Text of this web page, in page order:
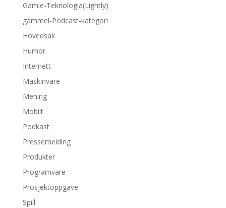
Gamle-Teknologia(Lightly)
gammel-Podcast-kategori
Hovedsak
Humor
Internett
Maskinvare
Mening
Mobilt
Podkast
Pressemelding
Produkter
Programvare
Prosjektoppgave
Spill